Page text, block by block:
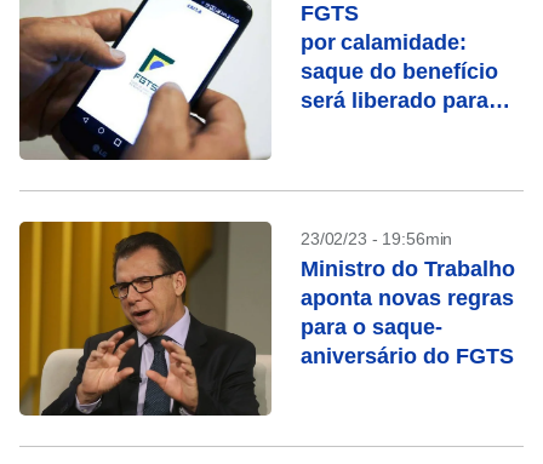
FGTS
por calamidade:
saque do benefício
será liberado para
23/02/23 - 19:56min
Ministro do Trabalho
aponta novas regras
para o saque-
aniversário do FGTS